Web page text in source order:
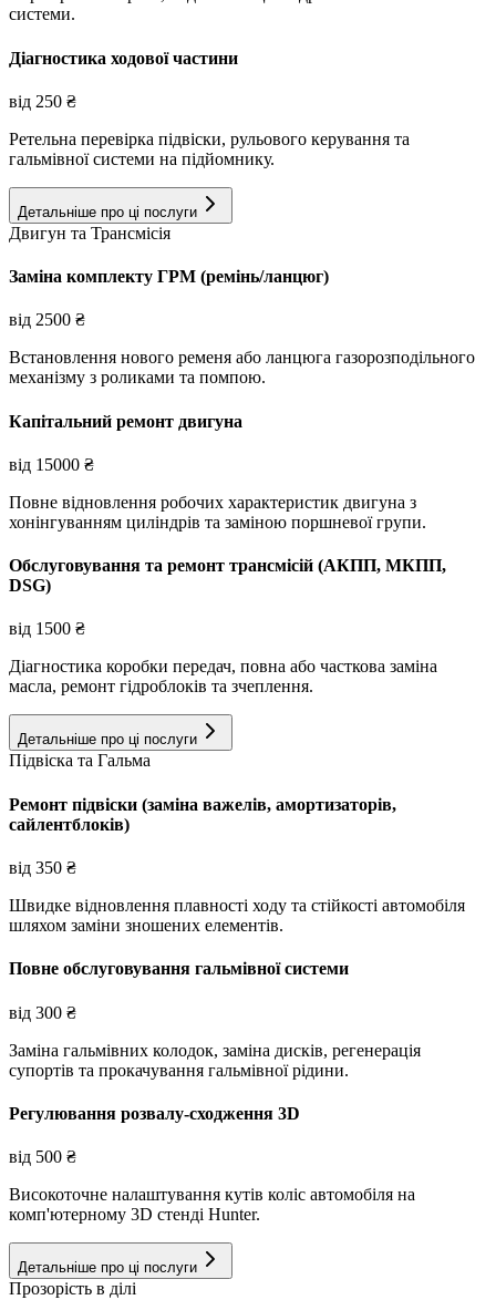
системи.
Діагностика ходової частини
від 250 ₴
Ретельна перевірка підвіски, рульового керування та
гальмівної системи на підйомнику.
Детальніше про ці послуги
Двигун та Трансмісія
Заміна комплекту ГРМ (ремінь/ланцюг)
від 2500 ₴
Встановлення нового ременя або ланцюга газорозподільного
механізму з роликами та помпою.
Капітальний ремонт двигуна
від 15000 ₴
Повне відновлення робочих характеристик двигуна з
хонінгуванням циліндрів та заміною поршневої групи.
Обслуговування та ремонт трансмісій (АКПП, МКПП,
DSG)
від 1500 ₴
Діагностика коробки передач, повна або часткова заміна
масла, ремонт гідроблоків та зчеплення.
Детальніше про ці послуги
Підвіска та Гальма
Ремонт підвіски (заміна важелів, амортизаторів,
сайлентблоків)
від 350 ₴
Швидке відновлення плавності ходу та стійкості автомобіля
шляхом заміни зношених елементів.
Повне обслуговування гальмівної системи
від 300 ₴
Заміна гальмівних колодок, заміна дисків, регенерація
супортів та прокачування гальмівної рідини.
Регулювання розвалу-сходження 3D
від 500 ₴
Високоточне налаштування кутів коліс автомобіля на
комп'ютерному 3D стенді Hunter.
Детальніше про ці послуги
Прозорість в ділі